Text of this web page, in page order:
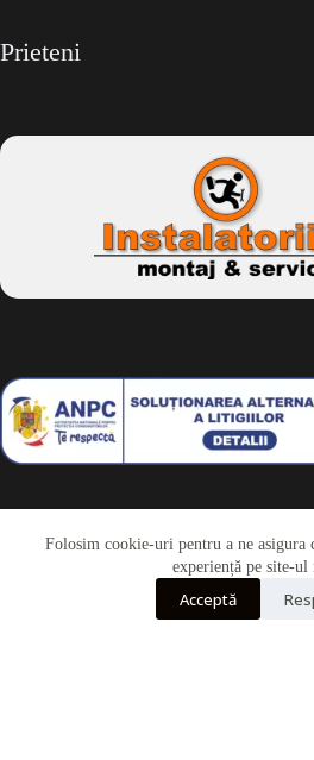
Folosim cookie-uri pentru a ne asigura
experiență pe site-ul
Acceptă
Prieteni
Drepturi de autor © 2026 - Dkbike.ro